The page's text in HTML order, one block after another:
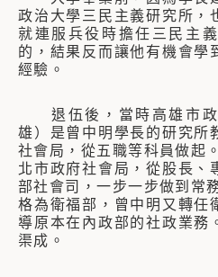
政治大學三民主義研究所，
就連服兵役時擔任三民主
的，結果反而讓他有機會學
經驗。
退伍後，當時高雄市政
雄）是曾中明學長的研究所
社會局，從五職等科員做起
北市政府社會局，從股長、
部社會司，一步一步做到常
格為衛福部，曾中明又轉任
導原本在內政部的社政業務
渠成。